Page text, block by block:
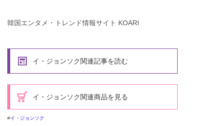
韓国エンタメ・トレンド情報サイト KOARI
イ・ジョンソク関連記事を読む
イ・ジョンソク関連商品を見る
イ・ジョンソク